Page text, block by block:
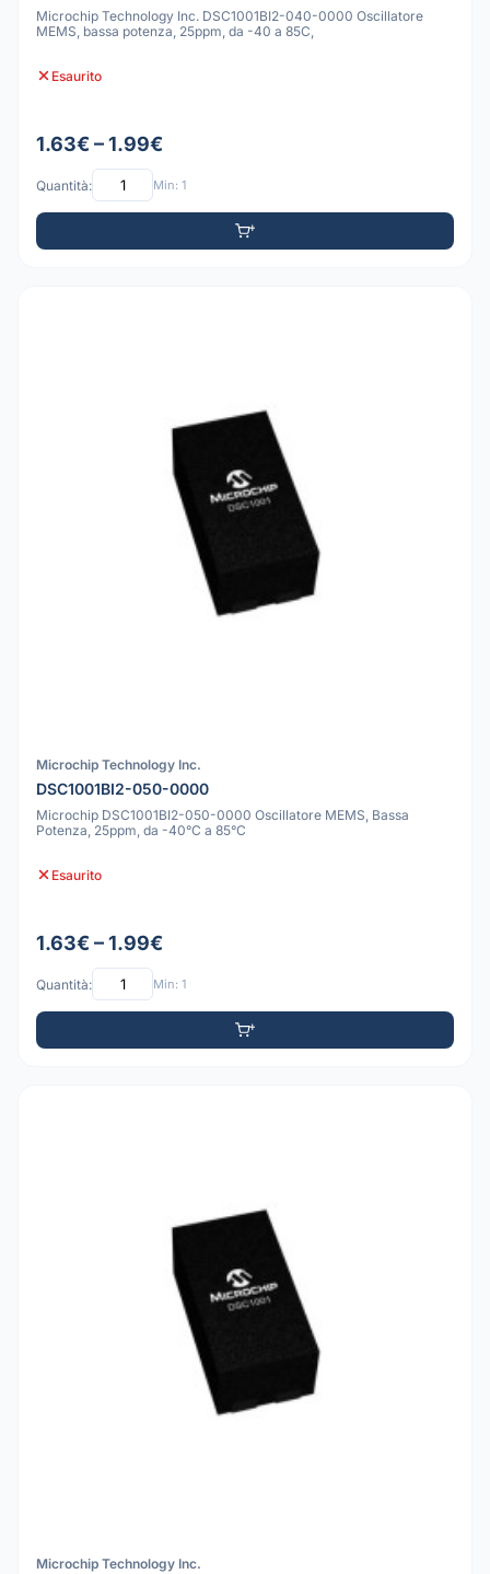
Microchip Technology Inc. DSC1001BI2-040-0000 Oscillatore
MEMS, bassa potenza, 25ppm, da -40 a 85C,
Esaurito
1.63€ – 1.99€
Quantità: Min: 1
Microchip Technology Inc.
DSC1001BI2-050-0000
Microchip DSC1001BI2-050-0000 Oscillatore MEMS, Bassa
Potenza, 25ppm, da -40°C a 85°C
Esaurito
1.63€ – 1.99€
Quantità: Min: 1
Microchip Technology Inc.